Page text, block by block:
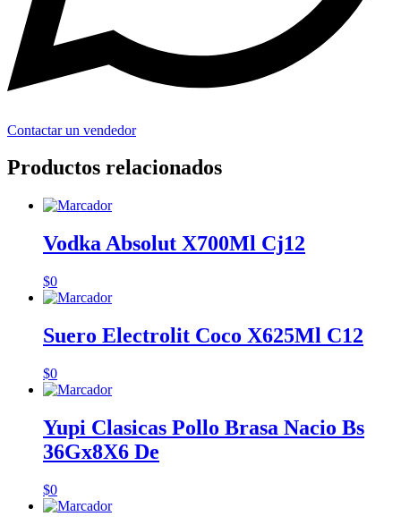
Contactar un vendedor
Productos relacionados
Vodka Absolut X700Ml Cj12
$0
Suero Electrolit Coco X625Ml C12
$0
Yupi Clasicas Pollo Brasa Nacio Bs
36Gx8X6 De
$0